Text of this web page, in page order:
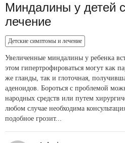
Миндалины у детей
лечение
Детские симптомы и лечение
Увеличенные миндалины у ребенка
этом гипертрофироваться могут как
же гланды, так и глоточная,
аденоидов. Бороться с проблемой
народных средств или путем
любом случае необходима
подобное грозит...